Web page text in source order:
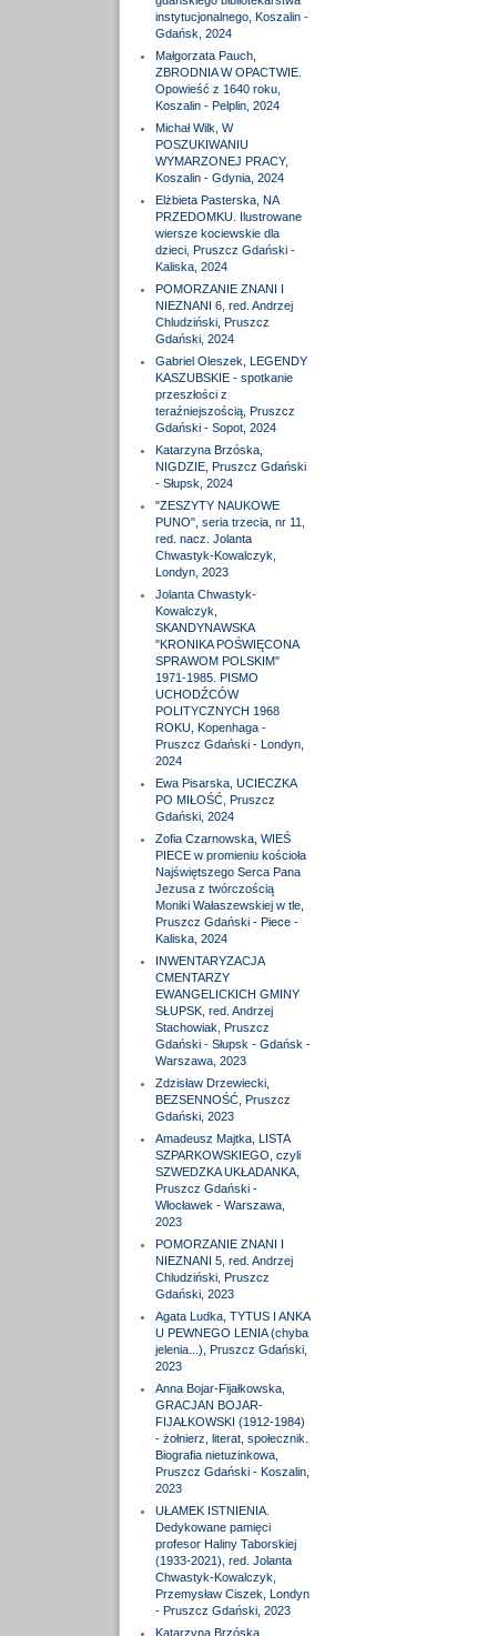
instytucjonalnego, Koszalin -
Gdańsk, 2024
Małgorzata Pauch,
ZBRODNIA W OPACTWIE.
Opowieść z 1640 roku,
Koszalin - Pelplin, 2024
Michał Wilk, W
POSZUKIWANIU
WYMARZONEJ PRACY,
Koszalin - Gdynia, 2024
Elżbieta Pasterska, NA
PRZEDOMKU. Ilustrowane
wiersze kociewskie dla
dzieci, Pruszcz Gdański -
Kaliska, 2024
POMORZANIE ZNANI I
NIEZNANI 6, red. Andrzej
Chludziński, Pruszcz
Gdański, 2024
Gabriel Oleszek, LEGENDY
KASZUBSKIE - spotkanie
przeszłości z
teraźniejszością, Pruszcz
Gdański - Sopot, 2024
Katarzyna Brzóska,
NIGDZIE, Pruszcz Gdański
- Słupsk, 2024
"ZESZYTY NAUKOWE
PUNO", seria trzecia, nr 11,
red. nacz. Jolanta
Chwastyk-Kowalczyk,
Londyn, 2023
Jolanta Chwastyk-
Kowalczyk,
SKANDYNAWSKA
"KRONIKA POŚWIĘCONA
SPRAWOM POLSKIM"
1971-1985. PISMO
UCHODŹCÓW
POLITYCZNYCH 1968
ROKU, Kopenhaga -
Pruszcz Gdański - Londyn,
2024
Ewa Pisarska, UCIECZKA
PO MIŁOŚĆ, Pruszcz
Gdański, 2024
Zofia Czarnowska, WIEŚ
PIECE w promieniu kościoła
Najświętszego Serca Pana
Jezusa z twórczością
Moniki Wałaszewskiej w tle,
Pruszcz Gdański - Piece -
Kaliska, 2024
INWENTARYZACJA
CMENTARZY
EWANGELICKICH GMINY
SŁUPSK, red. Andrzej
Stachowiak, Pruszcz
Gdański - Słupsk - Gdańsk -
Warszawa, 2023
Zdzisław Drzewiecki,
BEZSENNOŚĆ, Pruszcz
Gdański, 2023
Amadeusz Majtka, LISTA
SZPARKOWSKIEGO, czyli
SZWEDZKA UKŁADANKA,
Pruszcz Gdański -
Włocławek - Warszawa,
2023
POMORZANIE ZNANI I
NIEZNANI 5, red. Andrzej
Chludziński, Pruszcz
Gdański, 2023
Agata Ludka, TYTUS I ANKA
U PEWNEGO LENIA (chyba
jelenia...), Pruszcz Gdański,
2023
Anna Bojar-Fijałkowska,
GRACJAN BOJAR-
FIJAŁKOWSKI (1912-1984)
- żołnierz, literat, społecznik.
Biografia nietuzinkowa,
Pruszcz Gdański - Koszalin,
2023
UŁAMEK ISTNIENIA.
Dedykowane pamięci
profesor Haliny Taborskiej
(1933-2021), red. Jolanta
Chwastyk-Kowalczyk,
Przemysław Ciszek, Londyn
- Pruszcz Gdański, 2023
Katarzyna Brzóska,